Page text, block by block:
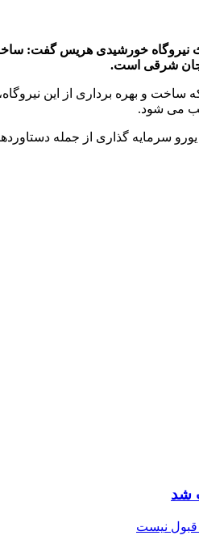
نیروگاه خورشیدی هریس گفت:
شرقی است.
و بهره برداری از این
می شود.
خورشیدی ۲۵۰ مگاواتی هریس با بیش از ۱۴۰
شد